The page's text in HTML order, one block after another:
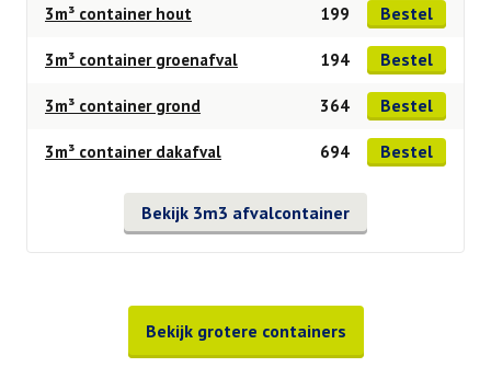
3m³ container hout 199 Bestel
3m³ container groenafval 194 Bestel
3m³ container grond 364 Bestel
3m³ container dakafval 694 Bestel
Bekijk 3m3 afvalcontainer
Bekijk grotere containers